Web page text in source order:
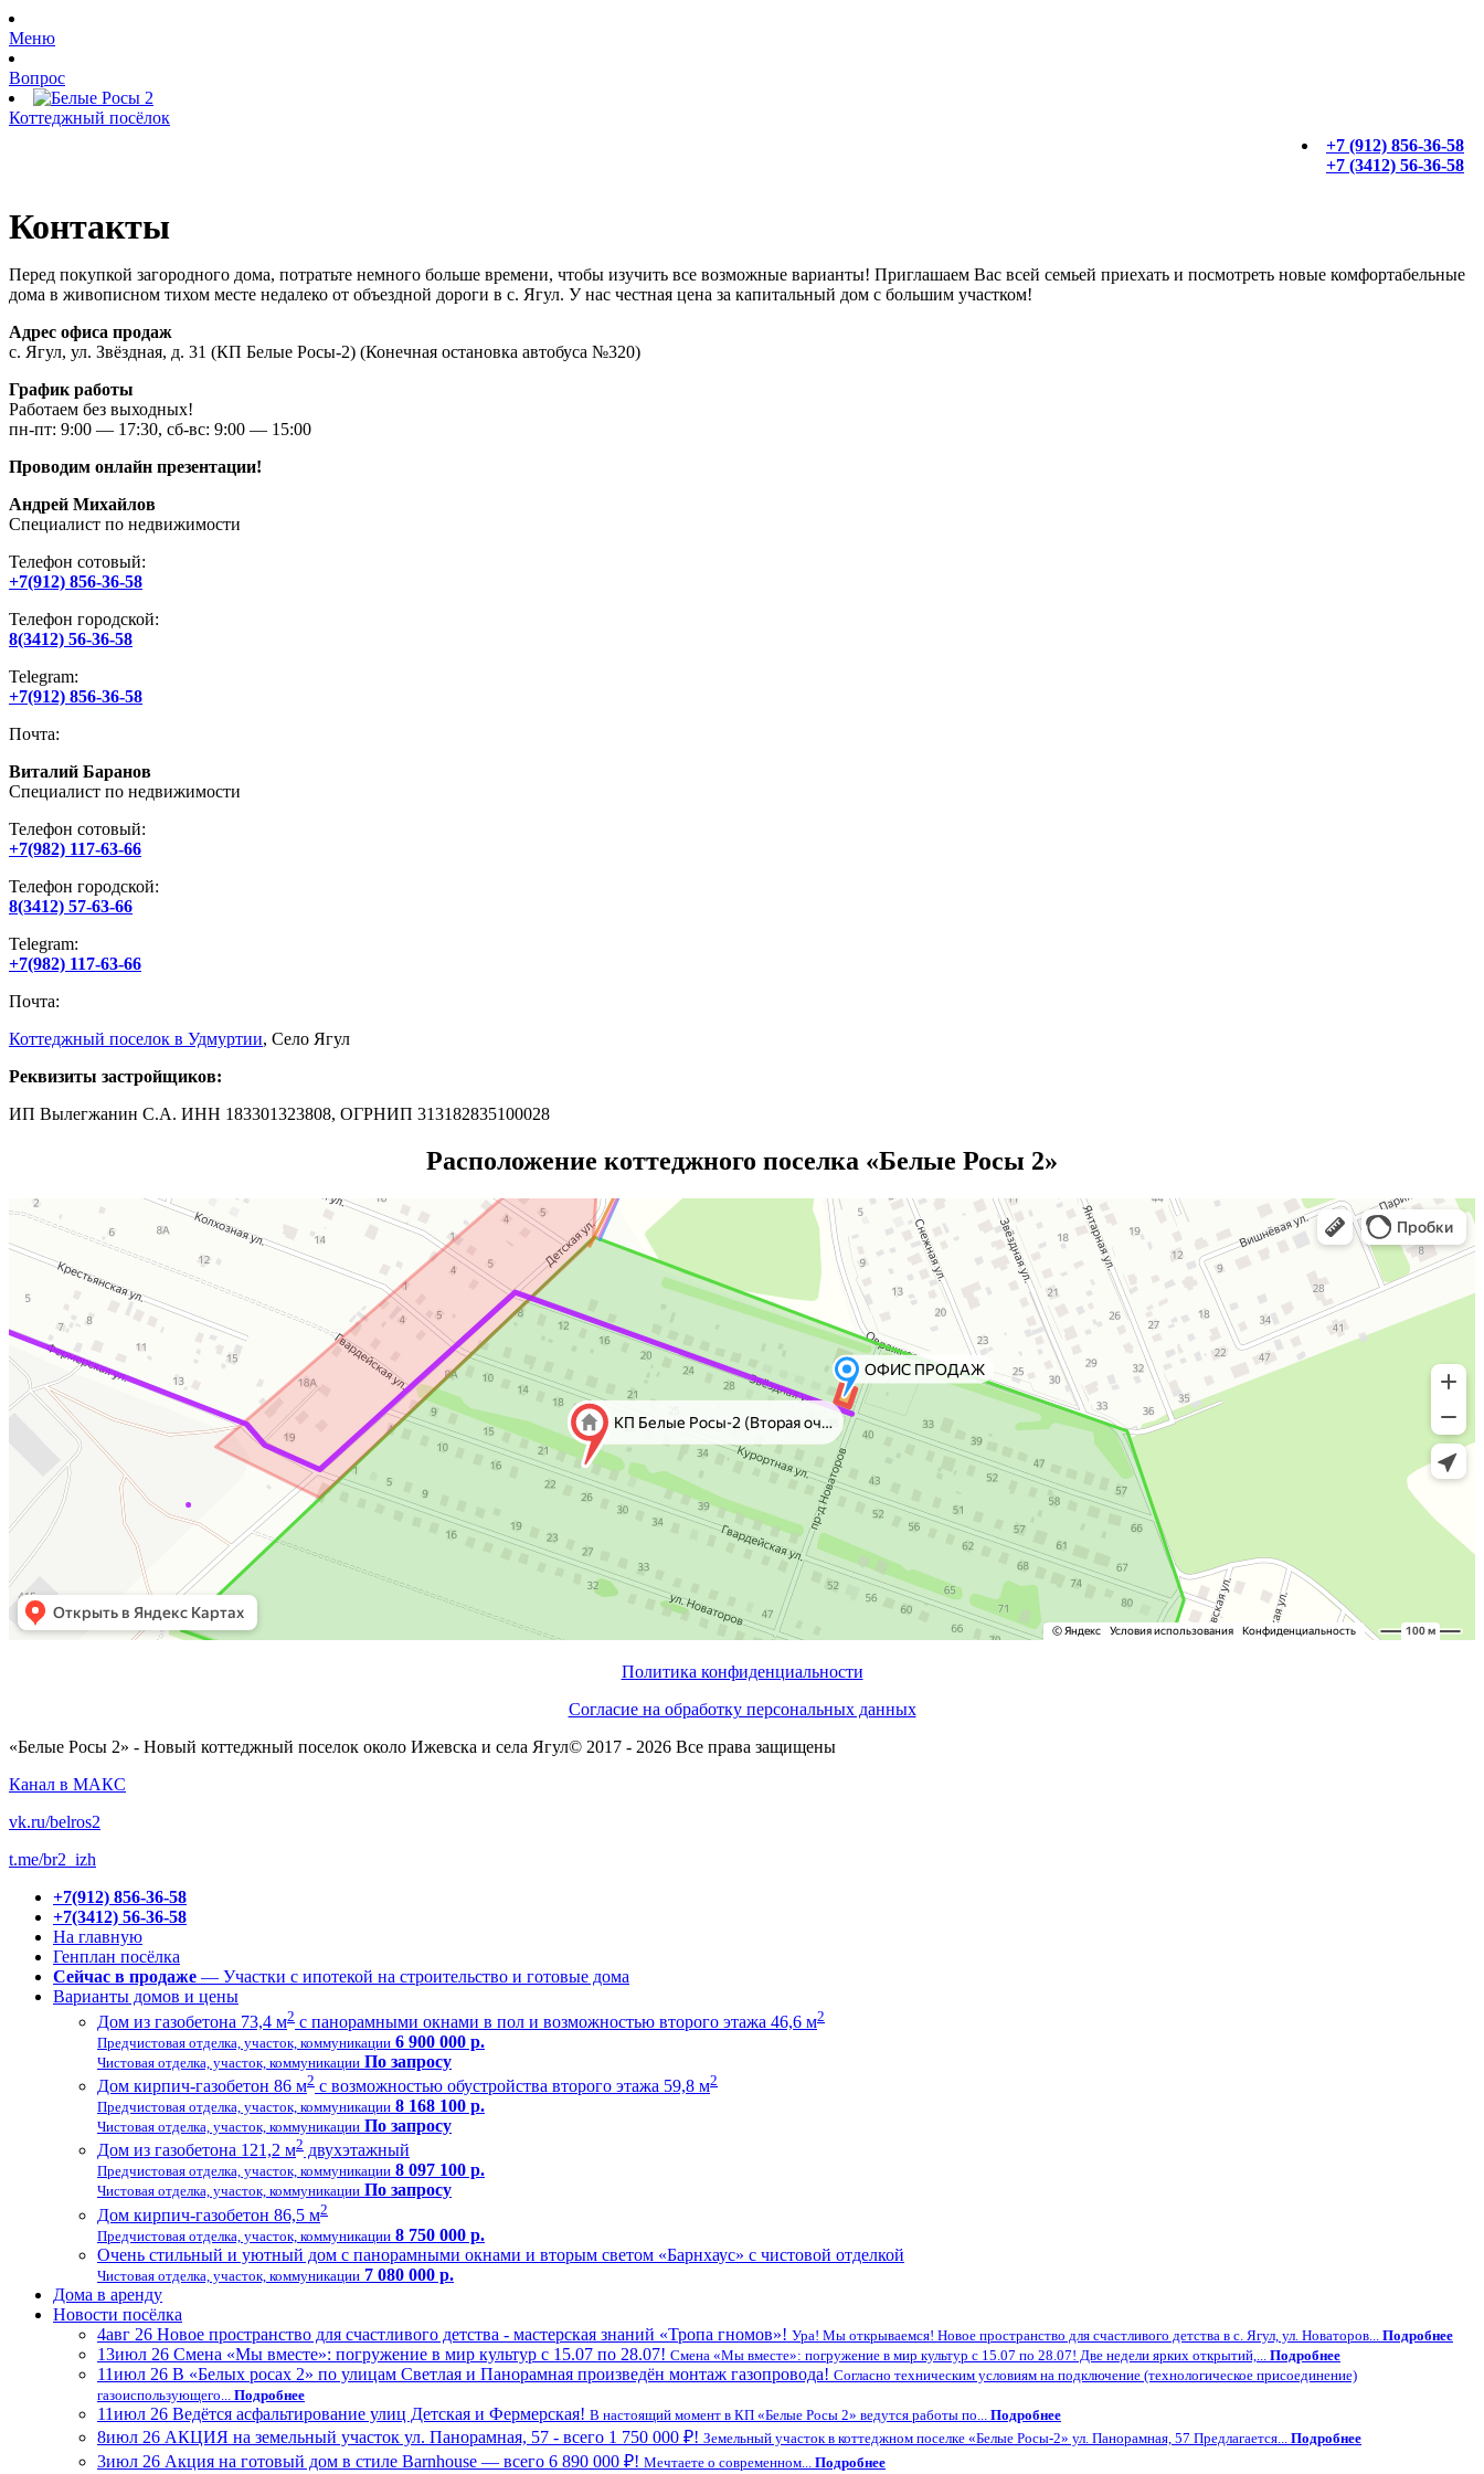
Меню
Вопрос
Коттеджный посёлок
+7 (912) 856-36-58
+7 (3412) 56-36-58
Контакты
Перед покупкой загородного дома, потратьте немного больше времени, чтобы изучить все возможные варианты! Приглашаем Вас всей семьей приехать и посмотреть новые комфортабельные
дома в живописном тихом месте недалеко от объездной дороги в с. Ягул. У нас честная цена за капитальный дом с большим участком!
Адрес офиса продаж
с. Ягул, ул. Звёздная, д. 31 (КП Белые Росы-2) (Конечная остановка автобуса №320)
График работы
Работаем без выходных!
пн-пт: 9:00 — 17:30, сб-вс: 9:00 — 15:00
Проводим онлайн презентации!
Андрей Михайлов
Специалист по недвижимости
Телефон сотовый:
+7(912) 856-36-58
Телефон городской:
8(3412) 56-36-58
Telegram:
+7(912) 856-36-58
Почта:
Виталий Баранов
Специалист по недвижимости
Телефон сотовый:
+7(982) 117-63-66
Телефон городской:
8(3412) 57-63-66
Telegram:
+7(982) 117-63-66
Почта:
Коттеджный поселок в Удмуртии, Село Ягул
Реквизиты застройщиков:
ИП Вылегжанин С.А. ИНН 183301323808, ОГРНИП 313182835100028
Расположение коттеджного поселка «Белые Росы 2»
Политика конфиденциальности
Согласие на обработку персональных данных
«Белые Росы 2» - Новый коттеджный поселок около Ижевска и села Ягул© 2017 - 2026 Все права защищены
Канал в МАКС
vk.ru/belros2
t.me/br2_izh
+7(912) 856-36-58
+7(3412) 56-36-58
На главную
Генплан посёлка
Сейчас в продаже — Участки с ипотекой на строительство и готовые дома
Варианты домов и цены
Дом из газобетона 73,4 м2 с панорамными окнами в пол и возможностью второго этажа 46,6 м2
Предчистовая отделка, участок, коммуникации 6 900 000 р.
Чистовая отделка, участок, коммуникации По запросу
Дом кирпич-газобетон 86 м2 с возможностью обустройства второго этажа 59,8 м2
Предчистовая отделка, участок, коммуникации 8 168 100 р.
Чистовая отделка, участок, коммуникации По запросу
Дом из газобетона 121,2 м2 двухэтажный
Предчистовая отделка, участок, коммуникации 8 097 100 р.
Чистовая отделка, участок, коммуникации По запросу
Дом кирпич-газобетон 86,5 м2
Предчистовая отделка, участок, коммуникации 8 750 000 р.
Очень стильный и уютный дом с панорамными окнами и вторым светом «Барнхаус» с чистовой отделкой
Чистовая отделка, участок, коммуникации 7 080 000 р.
Дома в аренду
Новости посёлка
4авг 26 Новое пространство для счастливого детства - мастерская знаний «Тропа гномов»! Ура! Мы открываемся! Новое пространство для счастливого детства в с. Ягул, ул. Новаторов... Подробнее
13июл 26 Смена «Мы вместе»: погружение в мир культур с 15.07 по 28.07! Смена «Мы вместе»: погружение в мир культур с 15.07 по 28.07! Две недели ярких открытий,... Подробнее
11июл 26 В «Белых росах 2» по улицам Светлая и Панорамная произведён монтаж газопровода! Согласно техническим условиям на подключение (технологическое присоединение)
газоиспользующего... Подробнее
11июл 26 Ведётся асфальтирование улиц Детская и Фермерская! В настоящий момент в КП «Белые Росы 2» ведутся работы по... Подробнее
8июл 26 АКЦИЯ на земельный участок ул. Панорамная, 57 - всего 1 750 000 ₽! Земельный участок в коттеджном поселке «Белые Росы-2» ул. Панорамная, 57 Предлагается... Подробнее
3июл 26 Акция на готовый дом в стиле Barnhouse — всего 6 890 000 ₽! Мечтаете о современном... Подробнее